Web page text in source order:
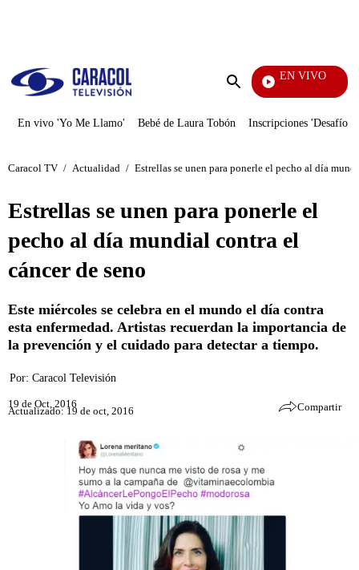
Enviar
EN VIVO
En vivo 'Yo Me Llamo' Bebé de Laura Tobón Inscripciones 'Desafío'
Caracol TV / Actualidad / Estrellas se unen para ponerle el pecho al día
Estrellas se unen para ponerle el
pecho al día mundial contra el
cáncer de seno
Este miércoles se celebra en el mundo el día contra
esta enfermedad. Artistas recuerdan la importancia de
la prevención y el cuidado para detectar a tiempo.
Por: Caracol Televisión
19 de Oct, 2016
Actualizado: 19 de oct, 2016 Compartir